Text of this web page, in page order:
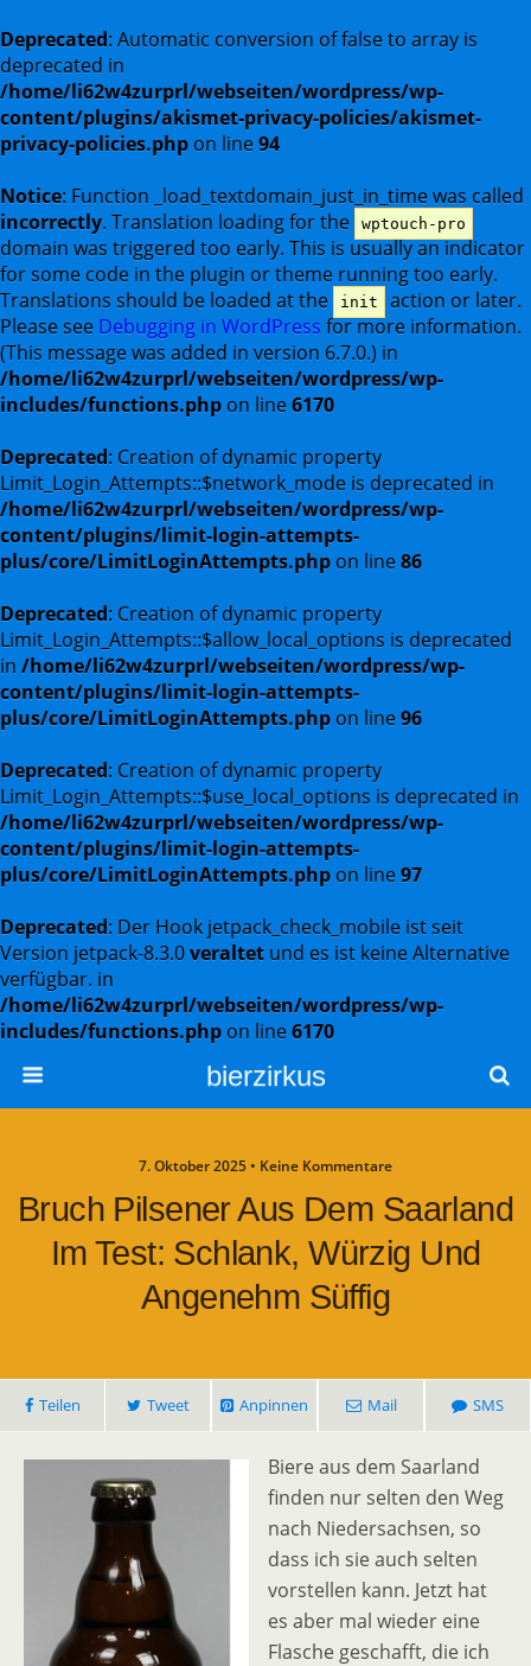
Deprecated: Automatic conversion of false to array is
deprecated in
/home/li62w4zurprl/webseiten/wordpress/wp-
content/plugins/akismet-privacy-policies/akismet-
privacy-policies.php on line94
Notice: Function _load_textdomain_just_in_time was called
incorrectly. Translation loading for the wptouch-pro
domain was triggered too early. This is usually an indicator
for some code in the plugin or theme running too early.
Translations should be loaded at the
init
action or later.
Please see Debugging in WordPress for more information.
(This message was added in version 6.7.0.) in
/home/li62w4zurprl/webseiten/wordpress/wp-
includes/functions.php on line6170
Deprecated: Creation of dynamic property
Limit_Login_Attempts::$network_mode is deprecated in
/home/li62w4zurprl/webseiten/wordpress/wp-
content/plugins/limit-login-attempts-
plus/core/LimitLoginAttempts.php on line86
Deprecated: Creation of dynamic property
Limit_Login_Attempts::$allow_local_options is deprecated
in /home/li62w4zurprl/webseiten/wordpress/wp-
content/plugins/limit-login-attempts-
plus/core/LimitLoginAttempts.php on line96
Deprecated: Creation of dynamic property
Limit_Login_Attempts::$use_local_options is deprecated in
/home/li62w4zurprl/webseiten/wordpress/wp-
content/plugins/limit-login-attempts-
plus/core/LimitLoginAttempts.php on line97
Deprecated: Der Hook jetpack_check_mobile ist seit
Version jetpack-8.3.0veraltet und es ist keine Alternative
verfügbar. in
/home/li62w4zurprl/webseiten/wordpress/wp-
includes/functions.php on line6170
bierzirkus
7. Oktober 2025 • Keine Kommentare
Bruch Pilsener Aus Dem Saarland
Im Test: Schlank, Würzig Und
Angenehm Süffig
Teilen Tweet Anpinnen Mail SMS
Biere aus dem Saarland
finden nur selten den Weg
nach Niedersachsen, so
dass ich sie auch selten
vorstellen kann. Jetzt hat
es aber mal wieder eine
Flasche geschafft, die ich